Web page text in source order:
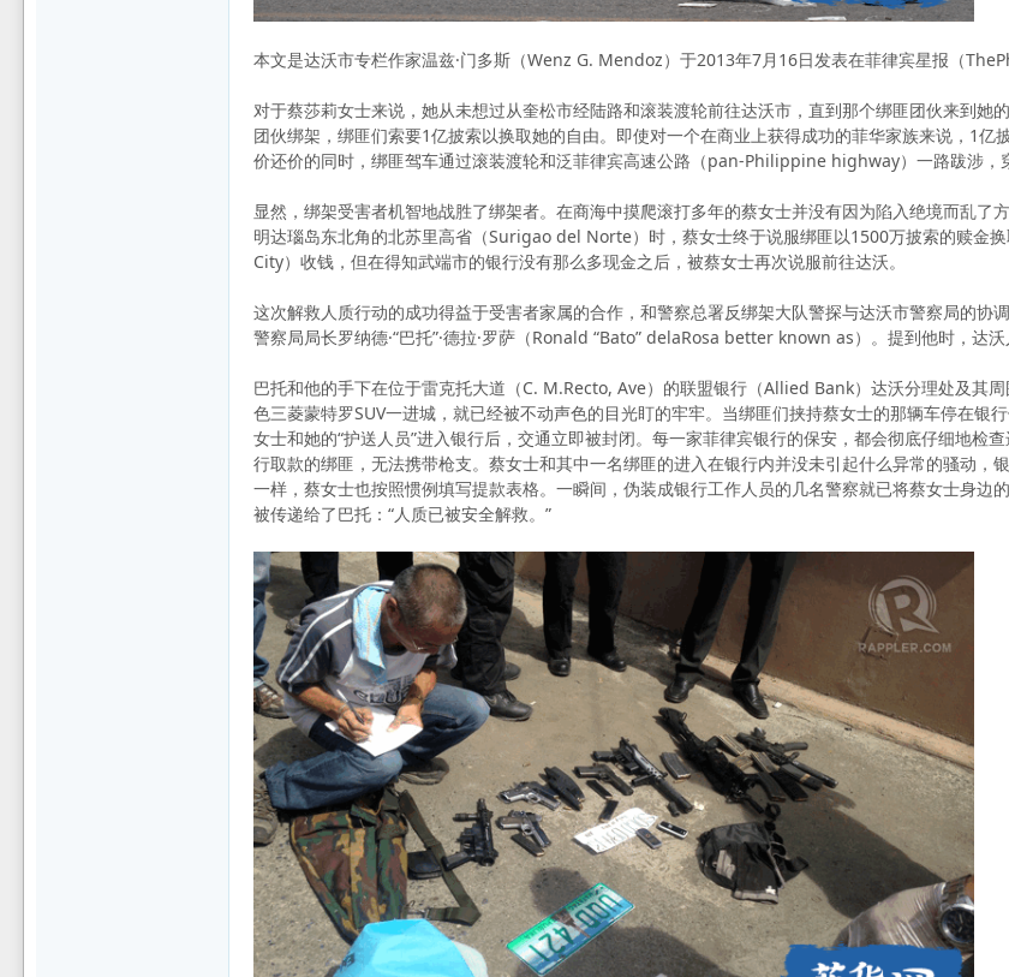
本文是达沃市专栏作家温兹·门多斯（Wenz G. Mendoz）于2013年7月16日发表在菲律宾星报（
对于蔡莎莉女士来说，她从未想过从奎松市经陆路和滚装渡轮前往达沃市，直到那个绑匪团伙来到
团伙绑架，绑匪们索要1亿披索以换取她的自由。即使对一个在商业上获得成功的菲华家族来说，1
价还价的同时，绑匪驾车通过滚装渡轮和泛菲律宾高速公路（pan-Philippine highway）一路跋涉，
显然，绑架受害者机智地战胜了绑架者。在商海中摸爬滚打多年的蔡女士并没有因为陷入绝境而乱
明达瑙岛东北角的北苏里高省（Surigao del Norte）时，蔡女士终于说服绑匪以1500万披索的赎金
City）收钱，但在得知武端市的银行没有那么多现金之后，被蔡女士再次说服前往达沃。
这次解救人质行动的成功得益于受害者家属的合作，和警察总署反绑架大队警探与达沃市警察局的
警察局局长罗纳德·“巴托”·德拉·罗萨（Ronald “Bato” delaRosa better known as）。提到他时，达沃
巴托和他的手下在位于雷克托大道（C. M.Recto, Ave）的联盟银行（Allied Bank）达沃分理处及其
色三菱蒙特罗SUV一进城，就已经被不动声色的目光盯的牢牢。当绑匪们挟持蔡女士的那辆车停在
女士和她的“护送人员”进入银行后，交通立即被封闭。每一家菲律宾银行的保安，都会彻底仔细地检
行取款的绑匪，无法携带枪支。蔡女士和其中一名绑匪的进入在银行内并没未引起什么异常的骚动
一样，蔡女士也按照惯例填写提款表格。一瞬间，伪装成银行工作人员的几名警察就已将蔡女士身
被传递给了巴托：“人质已被安全解救。”